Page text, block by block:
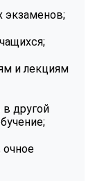
экзаменов;
и лекциям
другой